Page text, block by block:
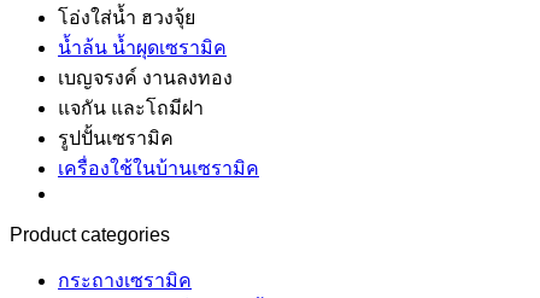
โอ่งใส่น้ำ ฮวงจุ้ย
น้ำล้น น้ำผุดเซรามิค
เบญจรงค์ งานลงทอง
แจกัน และโถมีฝา
รูปปั้นเซรามิค
เครื่องใช้ในบ้านเซรามิค
Product categories
กระถางเซรามิค